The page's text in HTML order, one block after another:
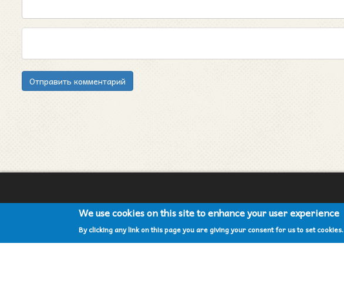
Отправить комментарий
We use cookies on this site to enhance your user experience
By clicking any link on this page you are giving your consent for us to set cookies.